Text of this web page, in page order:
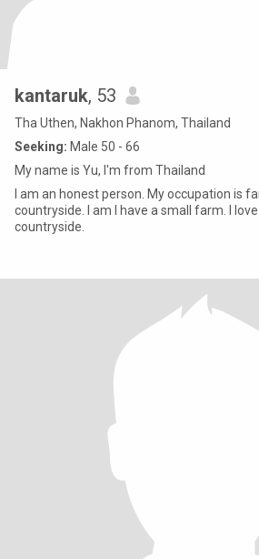
kantaruk, 53
Tha Uthen, Nakhon Phanom, Thailand
Seeking: Male 50 - 66
My name is Yu, I'm from Thailand
I am an honest person. My occupation is
countryside. I am I have a small farm. I
countryside.